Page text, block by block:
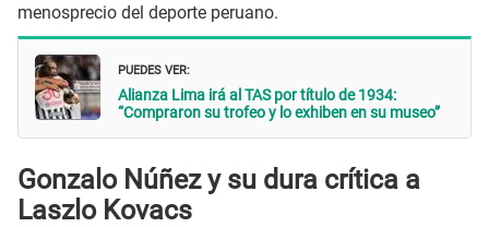
menosprecio del deporte peruano.
PUEDES VER:
Alianza Lima irá al TAS por título de 1934:
“Compraron su trofeo y lo exhiben en su museo”
Gonzalo Núñez y su dura crítica a
Laszlo Kovacs